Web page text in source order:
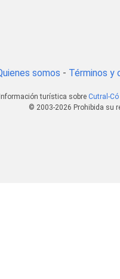
somos - Términos y
turística sobre Cutral-
© 2003-2026 Prohibida su